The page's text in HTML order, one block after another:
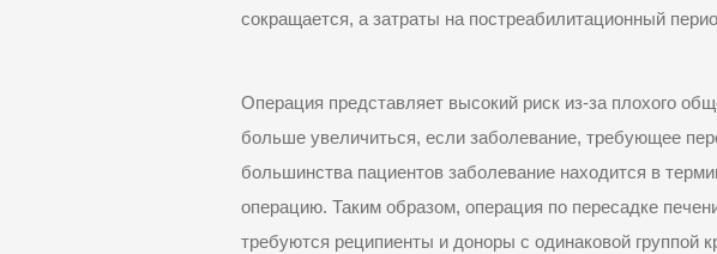
сокращается, а затраты на постреабилитационный
Операция представляет высокий риск из-за плохого
больше увеличиться, если заболевание, требующее
большинства пациентов заболевание находится в
операцию. Таким образом, операция по пересадке
требуются реципиенты и доноры с одинаковой группой